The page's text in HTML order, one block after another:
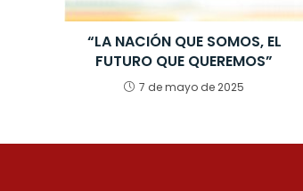
“LA NACIÓN QUE SOMOS, EL
FUTURO QUE QUEREMOS”
7 de mayo de 2025